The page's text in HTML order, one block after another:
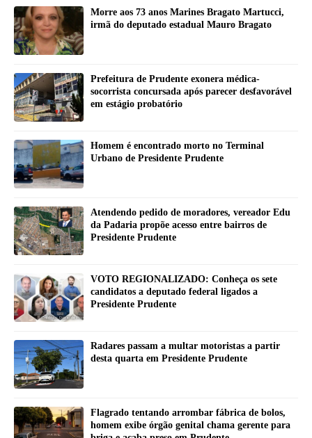
Morre aos 73 anos Marines Bragato Martucci,
irmã do deputado estadual Mauro Bragato
Prefeitura de Prudente exonera médica-
socorrista concursada após parecer desfavorável
em estágio probatório
Homem é encontrado morto no Terminal
Urbano de Presidente Prudente
Atendendo pedido de moradores, vereador Edu
da Padaria propõe acesso entre bairros de
Presidente Prudente
VOTO REGIONALIZADO: Conheça os sete
candidatos a deputado federal ligados a
Presidente Prudente
Radares passam a multar motoristas a partir
desta quarta em Presidente Prudente
Flagrado tentando arrombar fábrica de bolos,
homem exibe órgão genital chama gerente para